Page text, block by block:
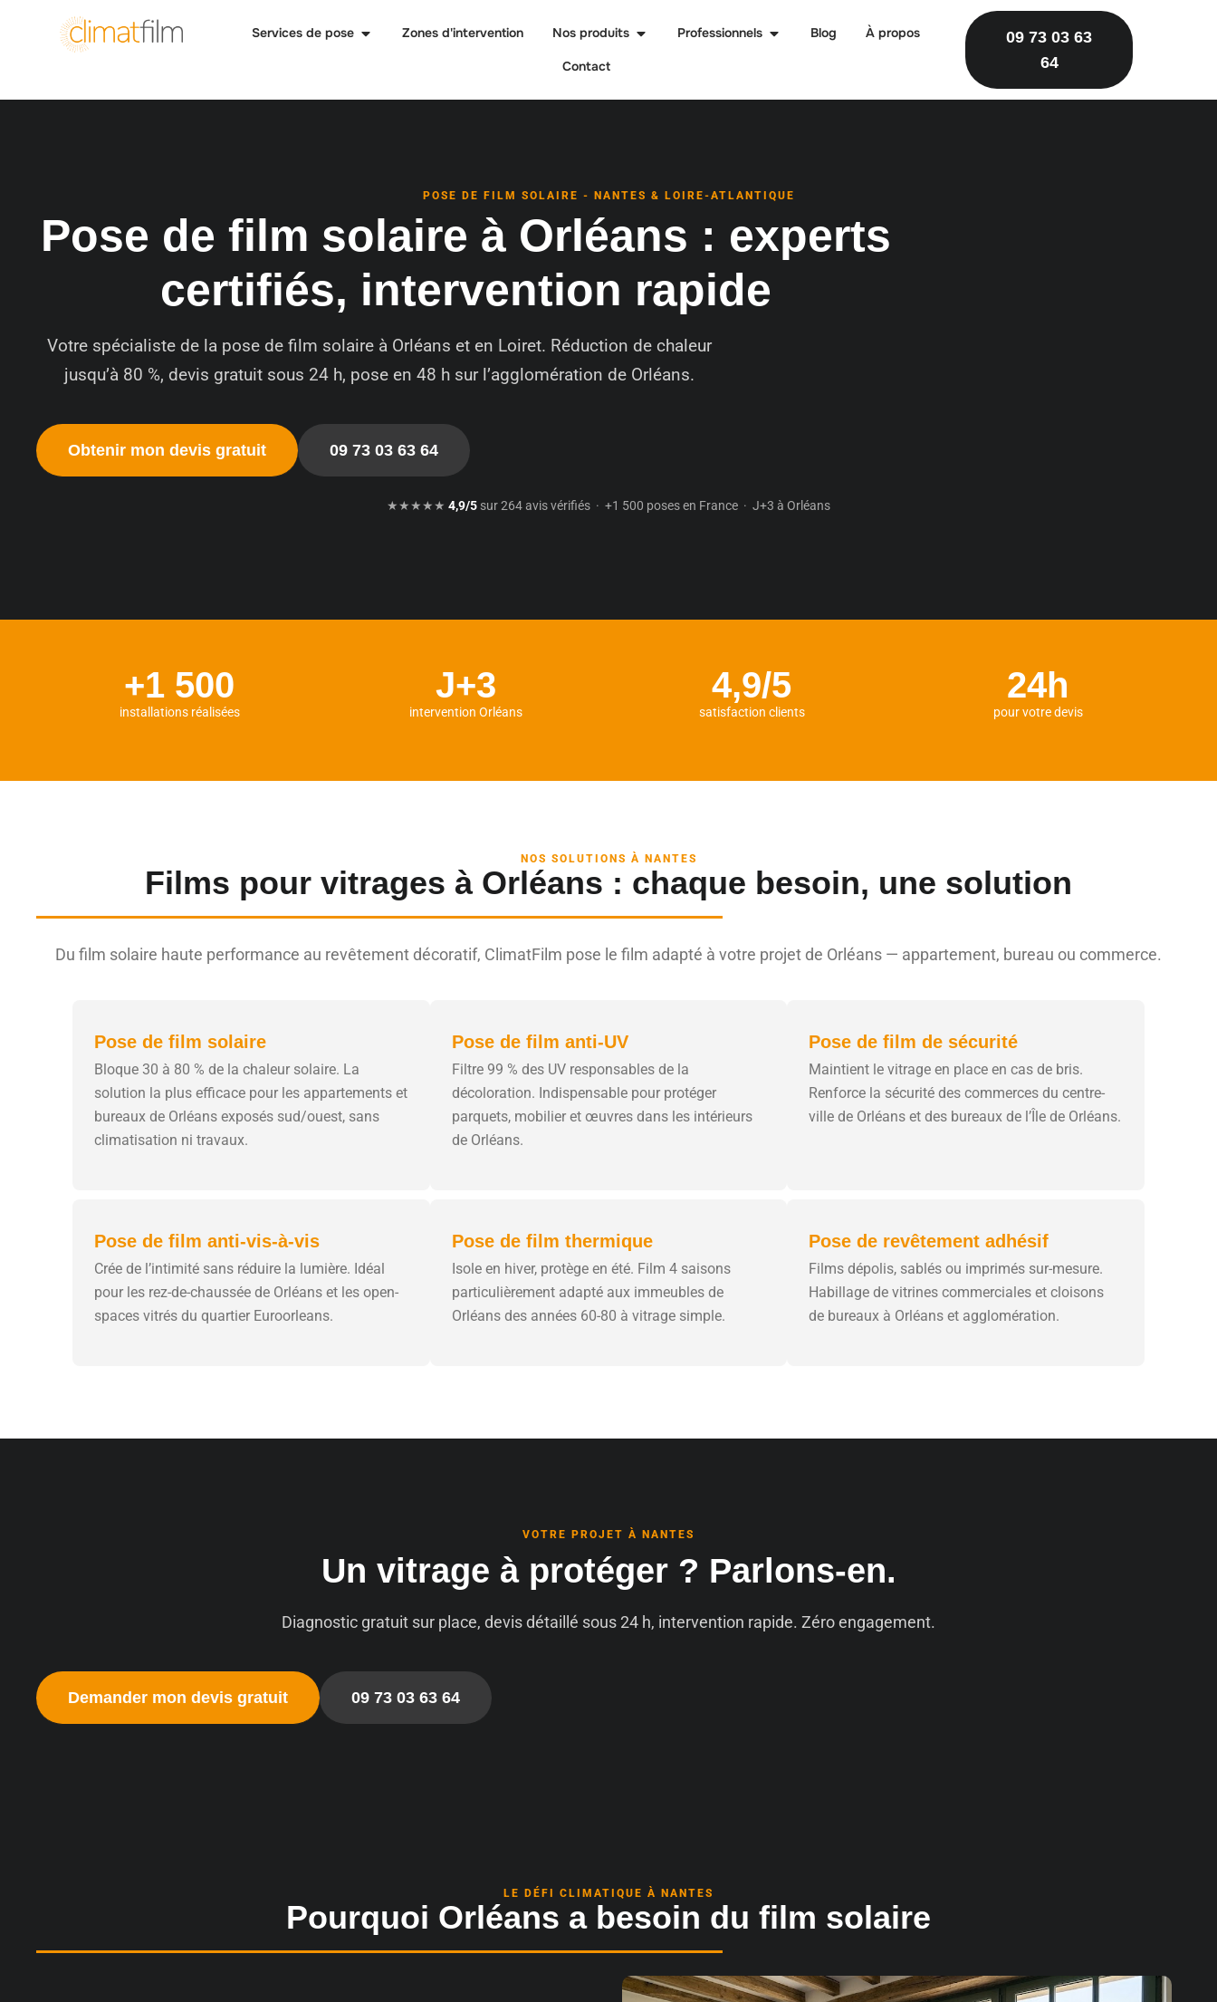
Services de pose Zones d'intervention Nos produits Professionnels Blog À propos
Contact
09 73 03 63
64
POSE DE FILM SOLAIRE - NANTES & LOIRE-ATLANTIQUE
Pose de film solaire à Orléans : experts
certifiés, intervention rapide
Votre spécialiste de la pose de film solaire à Orléans et en Loiret. Réduction de chaleur
jusqu’à 80 %, devis gratuit sous 24 h, pose en 48 h sur l’agglomération de Orléans.
Obtenir mon devis gratuit 09 73 03 63 64
★★★★★ 4,9/5 sur 264 avis vérifiés · +1 500 poses en France · J+3 à Orléans
+1 500
installations réalisées
J+3
intervention Orléans
4,9/5
satisfaction clients
24h
pour votre devis
NOS SOLUTIONS À NANTES
Films pour vitrages à Orléans : chaque besoin, une solution
Du film solaire haute performance au revêtement décoratif, ClimatFilm pose le film adapté à votre projet de Orléans — appartement, bureau ou commerce.
Pose de film solaire
Bloque 30 à 80 % de la chaleur solaire. La
solution la plus efficace pour les appartements et
bureaux de Orléans exposés sud/ouest, sans
climatisation ni travaux.
Pose de film anti-UV
Filtre 99 % des UV responsables de la
décoloration. Indispensable pour protéger
parquets, mobilier et œuvres dans les intérieurs
de Orléans.
Pose de film de sécurité
Maintient le vitrage en place en cas de bris.
Renforce la sécurité des commerces du centre-
ville de Orléans et des bureaux de l’Île de Orléans.
Pose de film anti-vis-à-vis
Crée de l’intimité sans réduire la lumière. Idéal
pour les rez-de-chaussée de Orléans et les open-
spaces vitrés du quartier Euroorleans.
Pose de film thermique
Isole en hiver, protège en été. Film 4 saisons
particulièrement adapté aux immeubles de
Orléans des années 60-80 à vitrage simple.
Pose de revêtement adhésif
Films dépolis, sablés ou imprimés sur-mesure.
Habillage de vitrines commerciales et cloisons
de bureaux à Orléans et agglomération.
VOTRE PROJET À NANTES
Un vitrage à protéger ? Parlons-en.
Diagnostic gratuit sur place, devis détaillé sous 24 h, intervention rapide. Zéro engagement.
Demander mon devis gratuit 09 73 03 63 64
LE DÉFI CLIMATIQUE À NANTES
Pourquoi Orléans a besoin du film solaire